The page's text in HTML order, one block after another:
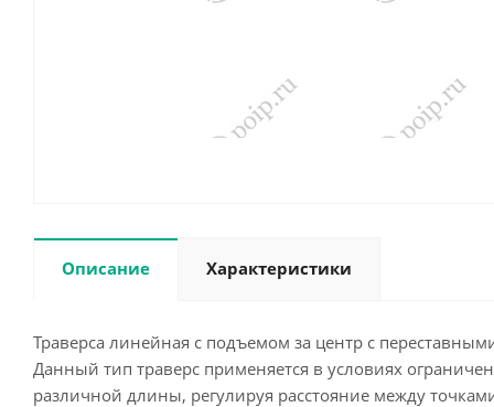
Описание Характеристики
Траверса линейная с подъемом за центр с
Данный тип траверс применяется в условиях
различной длины, регулируя расстояние между